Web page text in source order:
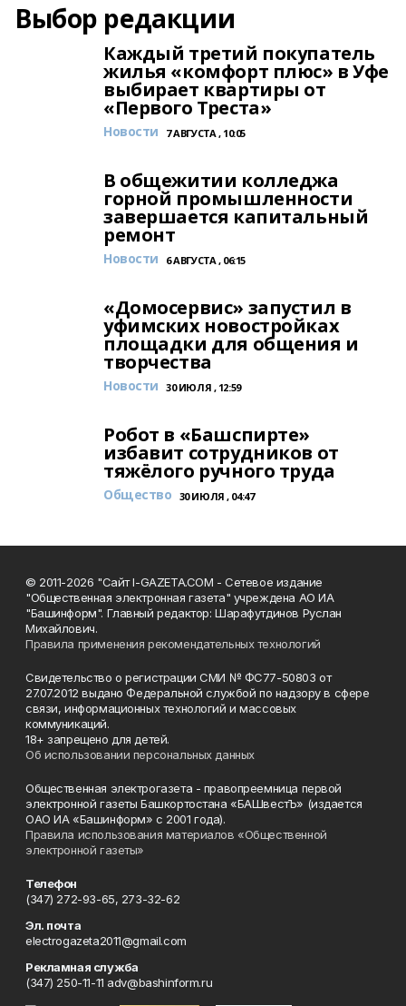
Выбор редакции
Каждый третий покупатель
жилья «комфорт плюс» в Уфе
выбирает квартиры от
«Первого Треста»
Новости 7 АВГУСТА , 10:05
В общежитии колледжа
горной промышленности
завершается капитальный
ремонт
Новости 6 АВГУСТА , 06:15
«Домосервис» запустил в
уфимских новостройках
площадки для общения и
творчества
Новости 30 ИЮЛЯ , 12:59
Робот в «Башспирте»
избавит сотрудников от
тяжёлого ручного труда
Общество 30 ИЮЛЯ , 04:47
© 2011-2026 "Сайт I-GAZETA.COM - Сетевое издание
"Общественная электронная газета" учреждена АО ИА
"Башинформ". Главный редактор: Шарафутдинов Руслан
Михайлович.
Правила применения рекомендательных технологий
Свидетельство о регистрации СМИ № ФС77-50803 от
27.07.2012 выдано Федеральной службой по надзору в сфере
связи, информационных технологий и массовых
коммуникаций.
18+ запрещено для детей.
Об использовании персональных данных
Общественная электрогазета - правопреемница первой
электронной газеты Башкортостана «БАШвестЪ» (издается
ОАО ИА «Башинформ» с 2001 года).
Правила использования материалов «Общественной
электронной газеты»
Телефон
(347) 272-93-65, 273-32-62
Эл. почта
electrogazeta2011@gmail.com
Рекламная служба
(347) 250-11-11 adv@bashinform.ru